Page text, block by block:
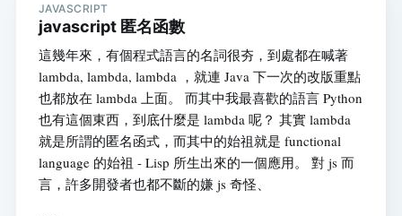
JAVASCRIPT
javascript 匿名函數
這幾年來，有個程式語言的名詞很夯，到處都在喊著
lambda, lambda, lambda ，就連 Java 下一次的改版重點
也都放在 lambda 上面。 而其中我最喜歡的語言 Python
也有這個東西，到底什麼是 lambda 呢？ 其實 lambda
就是所謂的匿名函式，而其中的始祖就是 functional
language 的始祖 - Lisp 所生出來的一個應用。 對 js 而
言，許多開發者也都不斷的嫌 js 奇怪、